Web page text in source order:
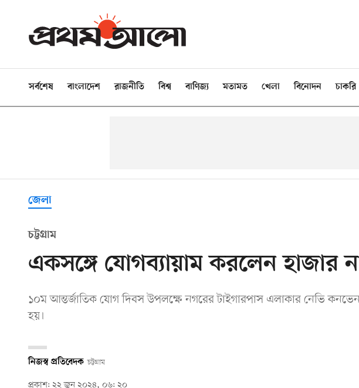
সর্বশেষ বাংলাদেশ রাজনীতি বিশ্ব বাণিজ্য মতামত খেলা বিনোদন চাকরি
জেলা
চট্টগ্রাম
একসঙ্গে যোগব্যায়াম করলেন হাজার
১০ম আন্তর্জাতিক যোগ দিবস উপলক্ষে নগরের টাইগারপাস এলাকার নেভি
হয়।
নিজস্ব প্রতিবেদক চট্টগ্রাম
প্রকাশ: ২২ জুন ২০২৪, ০৬: ২০